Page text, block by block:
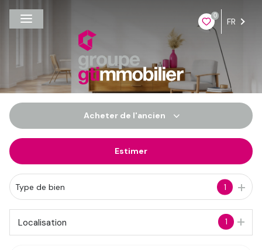
0
FR
Acheter de l'ancien
Du neuf
De l'immo pro
Estimer
Type de bien 1
1
Localisation